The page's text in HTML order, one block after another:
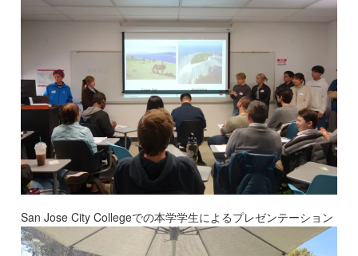
San Jose City Collegeでの本学学生によるプレゼンテーション